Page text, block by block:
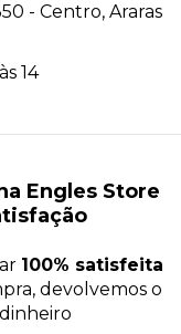
- Centro, Araras
14
Engles Store
100% satisfeita
devolvemos o